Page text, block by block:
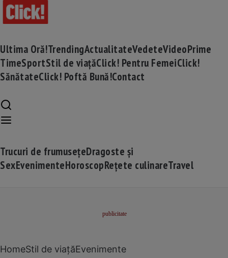
Ultima Oră!TrendingActualitateVedeteVideoPrime
TimeSportStil de viațăClick! Pentru FemeiClick!
SănătateClick! Poftă Bună!Contact
Trucuri de frumusețeDragoste și
SexEvenimenteHoroscopRețete culinareTravel
HomeStil de viațăEvenimente